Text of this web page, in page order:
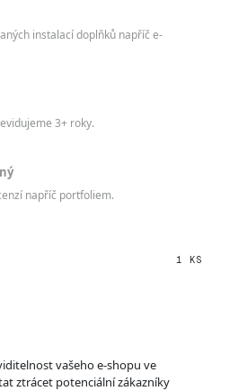
instalací doplňků napříč e-
3+ roky.
napříč portfoliem.
1 KS
vašeho e-shopu ve
ztrácet potenciální zákazníky